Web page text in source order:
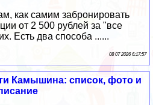
как самим забронировать
от 2 500 рублей за "все
Есть два способа ......
08 07 2026 6:17:57
Камышина: список, фото и